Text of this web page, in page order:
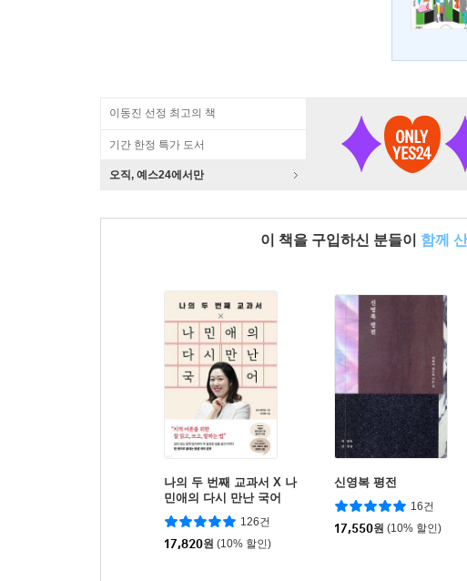
이동진 선정 최고의 책
기간 한정 특가 도서
오직, 예스24에서만
이 책을 구입하신 분들이 함께
나의 두 번째 교과서 X 나
민애의 다시 만난 국어
126건
17,820원 (10% 할인)
신영복 평전
16건
17,550원 (10% 할인)